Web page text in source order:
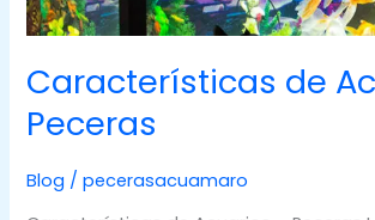
Características de
Peceras
Blog /pecerasacuamaro